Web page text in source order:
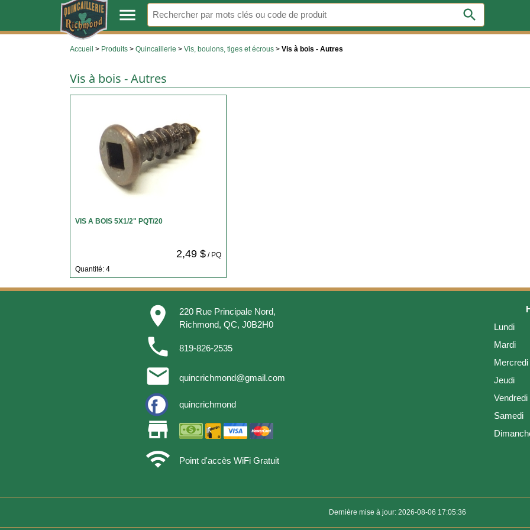
. menu search
Accueil > Produits > Quincaillerie > Vis, boulons, tiges et écrous > Vis à bois - Autres
Vis à bois - Autres
VIS A BOIS 5X1/2" PQT/20
2,49 $/ PQ
Quantité: 4
place
220 Rue Principale Nord,
Richmond, QC, J0B2H0
phone 819-826-2535
email quincrichmond@gmail.com
quincrichmond
store
wifi
Point d'accès WiFi Gratuit
Lundi
Mardi
Mercredi
Jeudi
Vendredi
Samedi
Dernière mise à jour: 2026-08-06 17:05:36